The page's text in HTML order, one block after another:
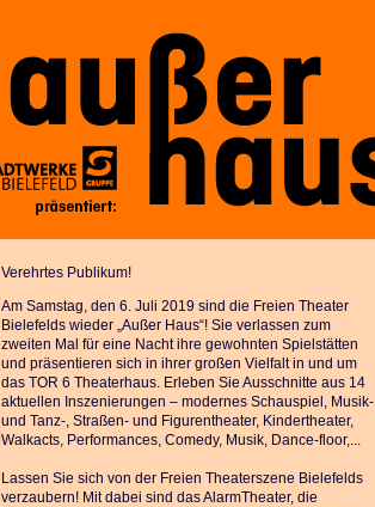
Verehrtes Publikum!
Am Samstag, den 6. Juli 2019 sind die Freien Theater
Bielefelds wieder „Außer Haus“! Sie verlassen zum
zweiten Mal für eine Nacht ihre gewohnten Spielstätten
und präsentieren sich in ihrer großen Vielfalt in und um
das TOR 6 Theaterhaus. Erleben Sie Ausschnitte aus 14
aktuellen Inszenierungen – modernes Schauspiel, Musik-
und Tanz-, Straßen- und Figurentheater, Kindertheater,
Walkacts, Performances, Comedy, Musik, Dance-floor,...
Lassen Sie sich von der Freien Theaterszene Bielefelds
verzaubern! Mit dabei sind das AlarmTheater, die